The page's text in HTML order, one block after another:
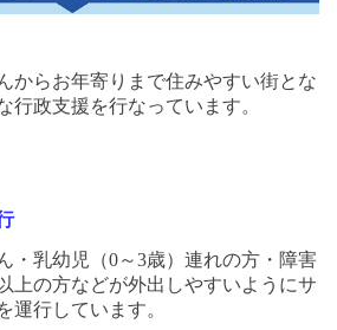
からお年寄りまで住みやすい街とな
行政支援を行なっています。
・乳幼児（0～3歳）連れの方・障害
上の方などが外出しやすいようにサ
運行しています。